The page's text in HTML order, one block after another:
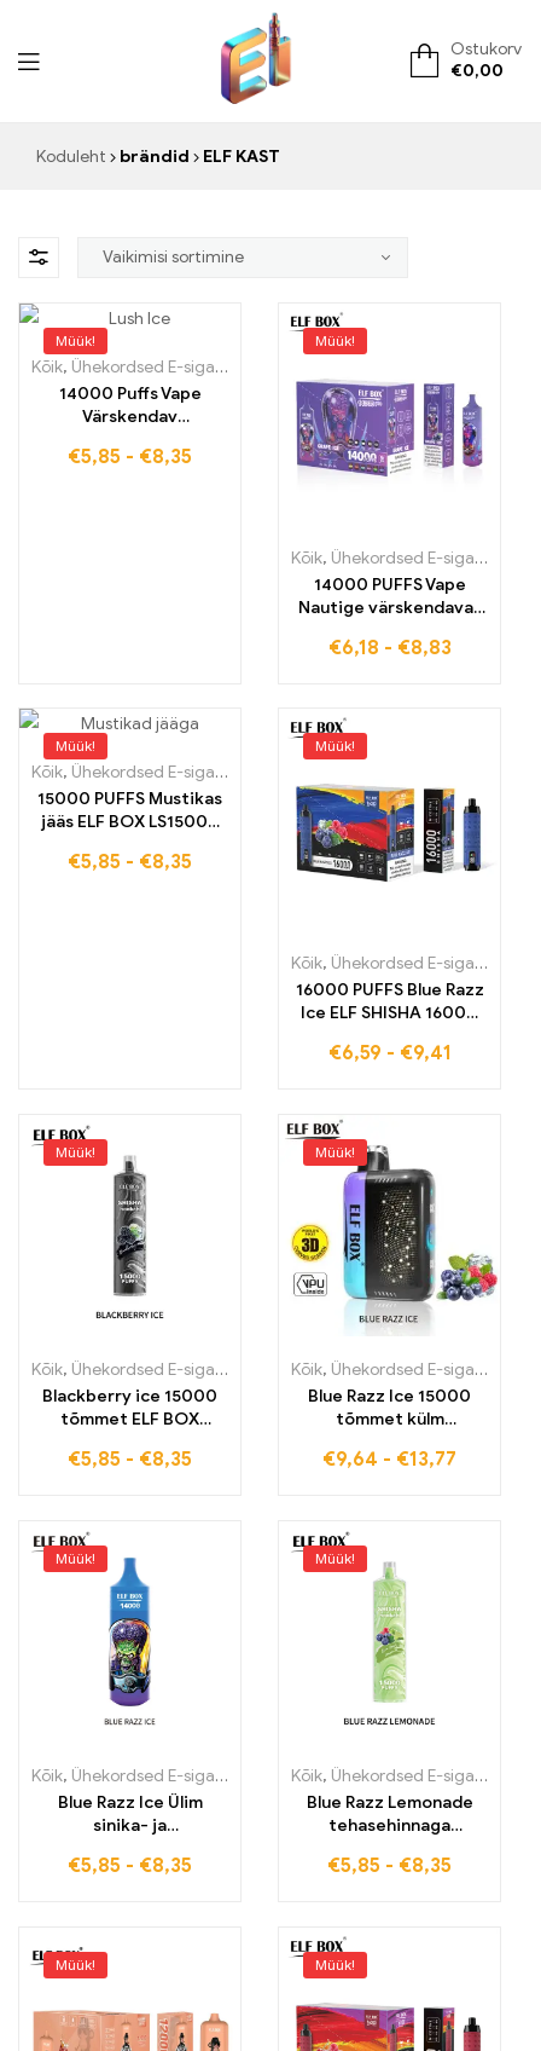
ElementVape.de
Ostukorv
€0,00
Koduleht brändid ELF KAST
Müük!
Kõik, Ühekordsed E-sigaretid
14000 Puffs Vape
Värskendav
tehnoloogiaga Lush Ice
€5,85 - €8,35
Müük!
Kõik, Ühekordsed E-sigaretid
14000 PUFFS Vape
Nautige värskendavat
Grape Ice Smo ELF BOX
€6,18 - €8,83
Müük!
Kõik, Ühekordsed E-sigaretid
15000 PUFFS Mustikas
jääs ELF BOX LS15000
juurest kvaliteetsete
€5,85 - €8,35
Müük!
Kõik, Ühekordsed E-sigaretid
16000 PUFFS Blue Razz
Ice ELF SHISHA 16000
nõudlikule suitsutajale
€6,59 - €9,41
Müük!
Kõik, Ühekordsed E-sigaretid Ühekordsed e-sigaretid Eestis
Blackberry ice 15000
tõmmet ELF BOX
ülemaailmne saatmine
€5,85 - €8,35
Müük!
Kõik, Ühekordsed E-sigaretid
Blue Razz Ice 15000
tõmmet külm
BOX PULSE X-ga
€9,64 - €13,77
Müük!
Kõik, Ühekordsed E-sigaretid Ühekordsed e-sigaretid Eestis
Blue Razz Ice Ülim
sinika- ja
jäise värskusega ELF
€5,85 - €8,35
Müük!
Kõik, Ühekordsed E-sigaretid
Blue Razz Lemonade
tehasehinnaga
kohaletoimetamine ELF
€5,85 - €8,35
Müük! Müük!